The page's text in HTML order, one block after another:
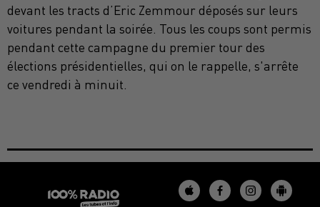
devant les tracts d’Eric Zemmour déposés sur leurs
voitures pendant la soirée. Tous les coups sont permis
pendant cette campagne du premier tour des
élections présidentielles, qui on le rappelle, s'arrête
ce vendredi à minuit.